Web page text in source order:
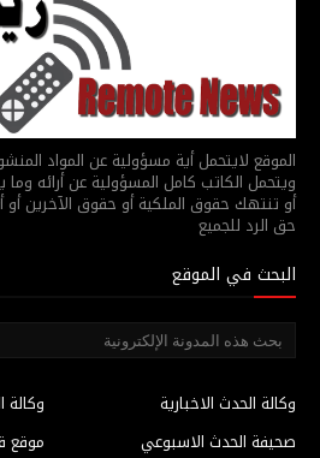
الموقع لايتحمل أية مسؤولية عن المواد
ويتحمل الكاتب كامل المسؤولية عن أرائه وما
أو تنتهك حقوق الملكية أو حقوق الآخرين
حق الرد للجميع
البحث في الموقع
وكالة
وكالة الحدث الاخبارية
موقع
صحيفة الحدث الاسبوعي